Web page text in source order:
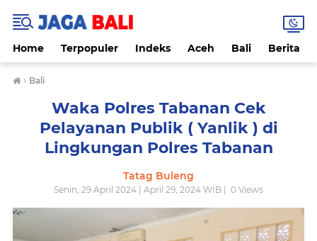
Home Terpopuler Indeks Aceh Bali Berita
› Bali
Waka Polres Tabanan Cek
Pelayanan Publik ( Yanlik ) di
Lingkungan Polres Tabanan
Tatag Buleng
Senin, 29 April 2024 | April 29, 2024 WIB | 0 Views